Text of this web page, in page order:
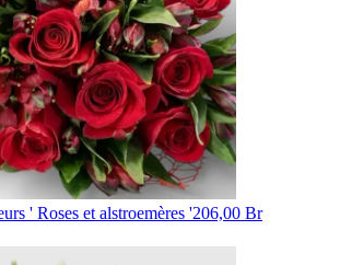
' Roses et alstroemères '206,00 Br